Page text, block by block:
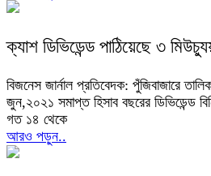
ক্যাশ ডিভিডেন্ড পাঠিয়েছে ৩
বিজনেস জার্নাল প্রতিবেদক: পুঁজিবাজারে
জুন,২০২১ সমাপ্ত হিসাব বছরের ডিভিডেন্ড
গত ১৪ থেকে
আরও পড়ুন..